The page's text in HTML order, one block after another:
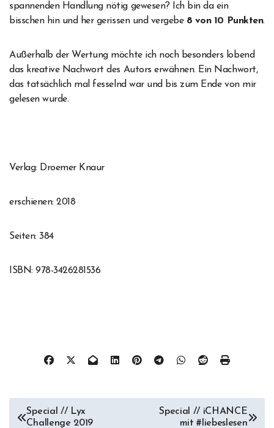
spannenden Handlung nötig gewesen? Ich bin da ein
bisschen hin und her gerissen und vergebe 8 von 10 Punkten.
Außerhalb der Wertung möchte ich noch besonders lobend
das kreative Nachwort des Autors erwähnen. Ein Nachwort,
das tatsächlich mal fesselnd war und bis zum Ende von mir
gelesen wurde.
Verlag: Droemer Knaur
erschienen: 2018
Seiten: 384
ISBN: 978-3426281536
Beitragsnavigation
Special // Lyx
Challenge 2019
Special // iCHANCE
mit #liebeslesen